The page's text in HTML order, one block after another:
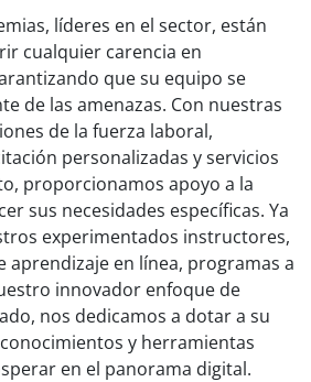
líderes en el sector, están
cualquier carencia en
que su equipo se
de las amenazas. Con nuestras
de la fuerza laboral,
personalizadas y servicios
proporcionamos apoyo a la
sus necesidades específicas. Ya
experimentados instructores,
aprendizaje en línea, programas a
innovador enfoque de
nos dedicamos a dotar a su
y herramientas
en el panorama digital.